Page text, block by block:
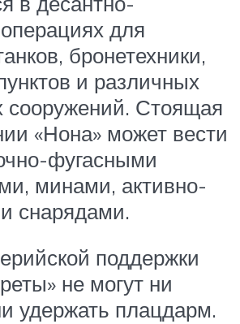
для
бронетехники,
и различных
сооружений. Стоящая
«Нона» может вести
фугасными
минами, активно-
снарядами.
поддержки
не могут ни
удержать плацдарм.